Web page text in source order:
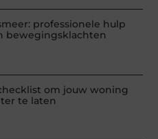
professionele hulp
bewegingsklachten
om jouw woning
te laten